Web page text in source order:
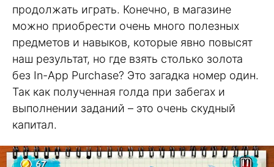
продолжать играть. Конечно, в магазине
можно приобрести очень много полезных
предметов и навыков, которые явно повысят
наш результат, но где взять столько золота
без In-App Purchase? Это загадка номер один.
Так как полученная голда при забегах и
выполнении заданий – это очень скудный
капитал.